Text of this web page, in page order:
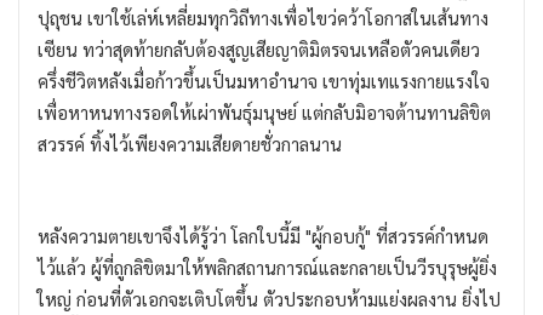
ปุถุชน เขาใช้เล่ห์เหลี่ยมทุกวิถีทางเพื่อไขว่คว้าโอกาสในเส้นทาง
เซียน ทว่าสุดท้ายกลับต้องสูญเสียญาติมิตรจนเหลือตัวคนเดียว
ครึ่งชีวิตหลังเมื่อก้าวขึ้นเป็นมหาอำนาจ เขาทุ่มเทแรงกายแรงใจ
เพื่อหาหนทางรอดให้เผ่าพันธุ์มนุษย์ แต่กลับมิอาจต้านทานลิขิต
สวรรค์ ทิ้งไว้เพียงความเสียดายชั่วกาลนาน
หลังความตายเขาจึงได้รู้ว่า โลกใบนี้มี "ผู้กอบกู้" ที่สวรรค์กำหนด
ไว้แล้ว ผู้ที่ถูกลิขิตมาให้พลิกสถานการณ์และกลายเป็นวีรบุรุษผู้ยิ่ง
ใหญ่ ก่อนที่ตัวเอกจะเติบโตขึ้น ตัวประกอบห้ามแย่งผลงาน ยิ่งไป